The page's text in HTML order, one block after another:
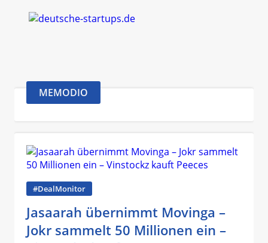
MEMODIO
#DealMonitor
Jasaarah übernimmt Movinga –
Jokr sammelt 50 Millionen ein –